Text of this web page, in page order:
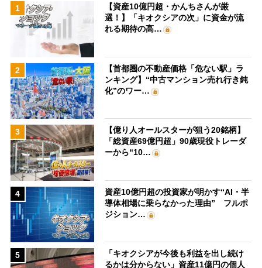
1
【資産10億円超・かんちさんが厳
選！】「キオクシアの次」に資金が流
れる期待の高…
2
【首都圏の不動産価格「危ない駅」ラ
ンキング】“中古マンション売れ行き鈍
化”のワー…
3
【億り人オールスターが狙う20銘柄】
「総資産69億円超」90歳現役トレーダ
ーから“10…
4
資産10億円超の投資家が明かす“AI・半
導体相場に乗らなかった理由” フルポ
ジション…
5
「キオクシアが今後も利益を出し続け
るかは分からない」資産11億円の個人